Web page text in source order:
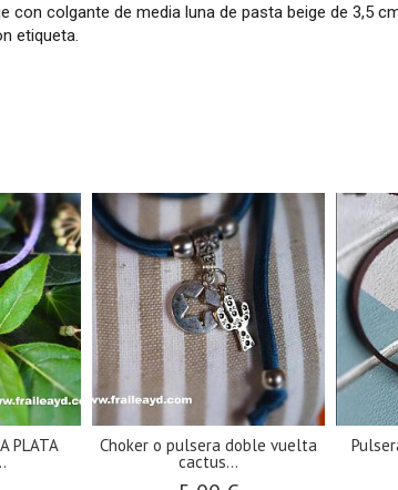
con colgante de media luna de pasta beige de 3,5
etiqueta.
PLATA Choker o pulsera doble vuelta
cactus...